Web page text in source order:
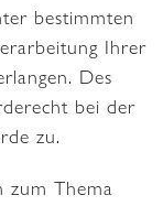
bestimmten
Ihrer
Des
bei der
zu.
zum Thema